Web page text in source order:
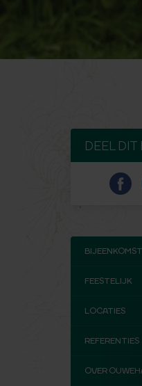
DEEL
FEESTELIJK
LOCATIES
REFERENTIES
OVER